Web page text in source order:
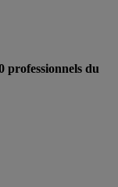
professionnels du